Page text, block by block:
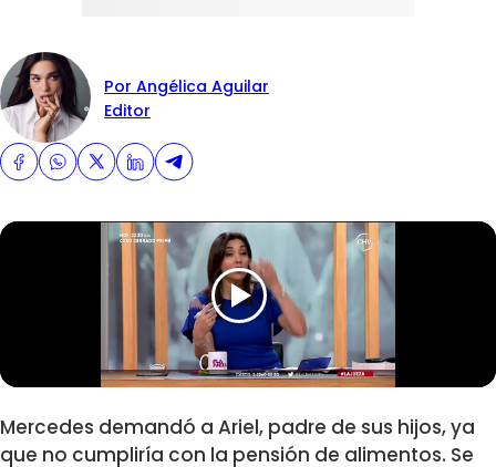
Por Angélica Aguilar
Editor
Mercedes demandó a Ariel, padre de sus hijos, ya
que no cumpliría con la pensión de alimentos. Se